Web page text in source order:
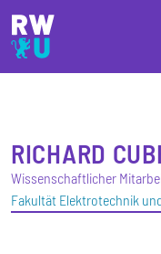
Direkt zum Inhalt
Direkt zur Hauptnavigation
Direkt zum Fußbereich
RICHARD
Wissenschaftlicher
Fakultät Elektrotechnik